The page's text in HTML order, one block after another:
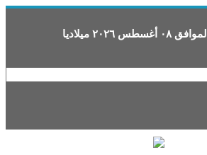
الموافق ٠٨ أغسطس ٢٠٢٦ ميلاديا